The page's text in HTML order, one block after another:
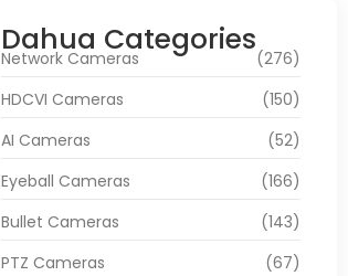
Dahua Categories
Network Cameras
(276)
HDCVI Cameras
(150)
AI Cameras
(52)
Eyeball Cameras
(166)
Bullet Cameras
(143)
PTZ Cameras
(67)